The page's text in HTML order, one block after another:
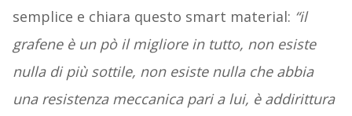
semplice e chiara questo smart material: “il
grafene è un pò il migliore in tutto, non esiste
nulla di più sottile, non esiste nulla che abbia
una resistenza meccanica pari a lui, è addirittura